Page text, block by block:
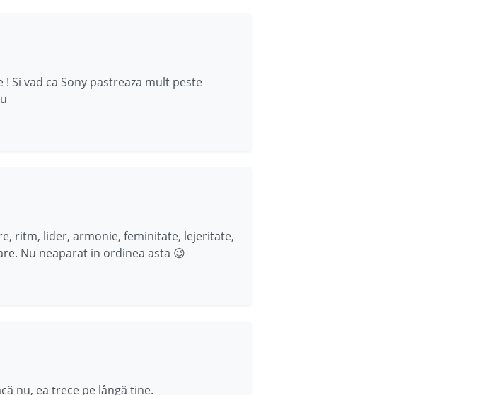
Si vad ca Sony pastreaza mult peste
ritm, lider, armonie, feminitate, lejeritate,
Nu neaparat in ordinea asta 😉
nu, ea trece pe lângă tine.